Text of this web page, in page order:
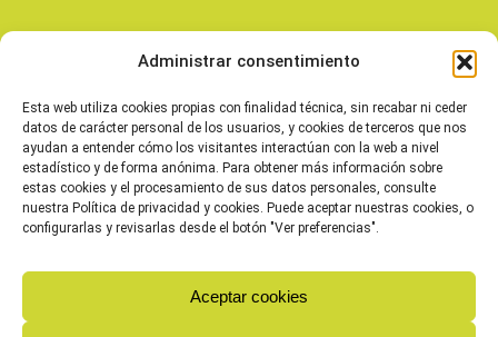
Administrar consentimiento
Esta web utiliza cookies propias con finalidad técnica, sin recabar ni ceder
datos de carácter personal de los usuarios, y cookies de terceros que nos
ayudan a entender cómo los visitantes interactúan con la web a nivel
estadístico y de forma anónima. Para obtener más información sobre
estas cookies y el procesamiento de sus datos personales, consulte
nuestra Política de privacidad y cookies. Puede aceptar nuestras cookies, o
configurarlas y revisarlas desde el botón "Ver preferencias".
Aceptar cookies